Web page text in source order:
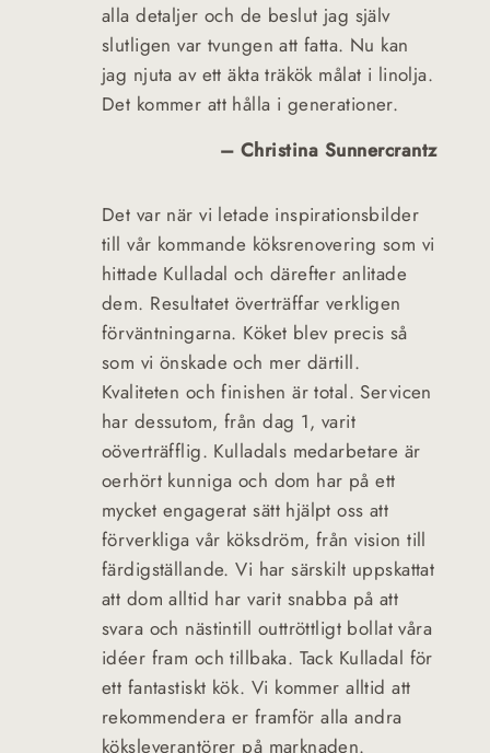
alla detaljer och de beslut jag själv
slutligen var tvungen att fatta. Nu kan
jag njuta av ett äkta träkök målat i linolja.
Det kommer att hålla i generationer.
– Christina Sunnercrantz
Det var när vi letade inspirationsbilder
till vår kommande köksrenovering som vi
hittade Kulladal och därefter anlitade
dem. Resultatet överträffar verkligen
förväntningarna. Köket blev precis så
som vi önskade och mer därtill.
Kvaliteten och finishen är total. Servicen
har dessutom, från dag 1, varit
oöverträfflig. Kulladals medarbetare är
oerhört kunniga och dom har på ett
mycket engagerat sätt hjälpt oss att
förverkliga vår köksdröm, från vision till
färdigställande. Vi har särskilt uppskattat
att dom alltid har varit snabba på att
svara och nästintill outtröttligt bollat våra
idéer fram och tillbaka. Tack Kulladal för
ett fantastiskt kök. Vi kommer alltid att
rekommendera er framför alla andra
köksleverantörer på marknaden.